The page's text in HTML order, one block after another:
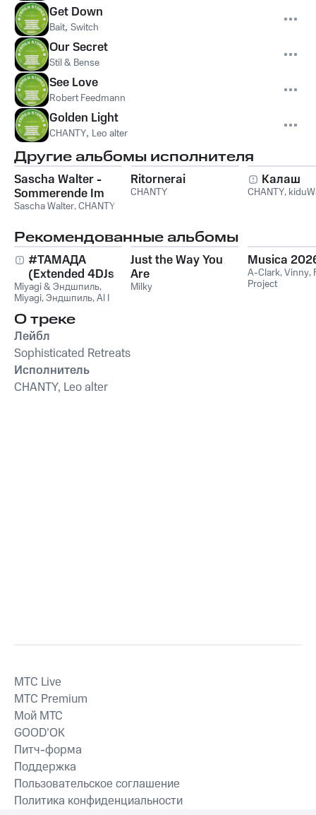
Get Down
Bait, Switch
Our Secret
Stil & Bense
See Love
Robert Feedmann
Golden Light
CHANTY, Leo alter
Другие альбомы исполнителя
Sascha Walter -
Sommerende Im
Freisinngehege
Sascha Walter,CHANTY
Ritornerai
CHANTY
Калаш
CHANTY,
Рекомендованные альбомы
#ТАМАДА
(Extended 4DJs
Pack)
Miyagi & Эндшпиль,
Miyagi,Эндшпиль,Al I
Just the Way You
Are
Milky
Musica
A-Clark,Vinny,
Project
О треке
Лейбл
Sophisticated Retreats
Исполнитель
CHANTY, Leo alter
MTС Live
MTС Premium
Мой МТС
GOOD’OK
Питч-форма
Поддержка
Пользовательское соглашение
Политика конфиденциальности